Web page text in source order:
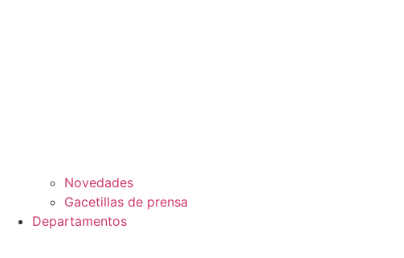
Novedades
Gacetillas de prensa
Departamentos